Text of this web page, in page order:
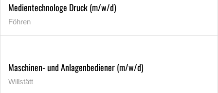
Medientechnologe Druck (m/w/d)
Föhren
Maschinen- und Anlagenbediener (m/w/d)
Willstätt